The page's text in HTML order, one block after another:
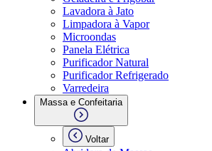
Lavadora à Jato
Limpadora à Vapor
Microondas
Panela Elétrica
Purificador Natural
Purificador Refrigerado
Varredeira
Massa e Confeitaria
Voltar